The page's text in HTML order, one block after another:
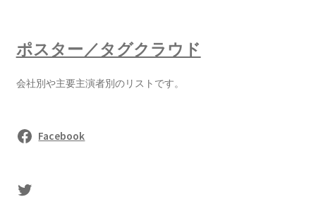
ポスター／タグクラウド
会社別や主要主演者別のリストです。
Facebook
sasaki's Twitter